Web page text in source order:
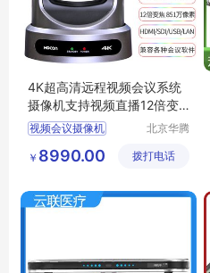
4K超高清远程视频会议系统
摄像机支持视频直播12倍变
焦CHDCON
视频会议摄像机
会议摄像机
高清会议摄像头
北京华腾
有限公司
￥ 8990.00 拨打电话